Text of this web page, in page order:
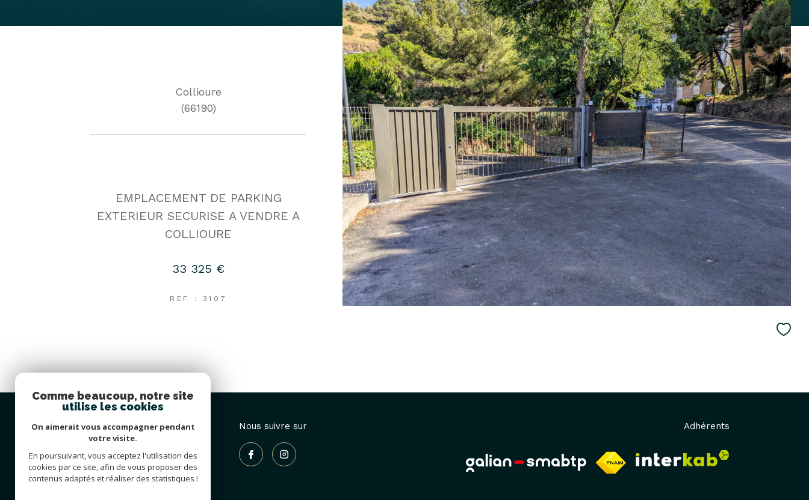
Collioure
(66190)
EMPLACEMENT DE PARKING
EXTERIEUR SECURISE A VENDRE A
COLLIOURE
33 325 €
REF : 3107
Agence Py
04 68 82 04 97
info@agence-py.fr
17 rue pasteur
Nous suivre sur Adhérents
Comme beaucoup, notre site
utilise les cookies
On aimerait vous accompagner pendant
votre visite.
En poursuivant, vous acceptez l'utilisation des
cookies par ce site, afin de vous proposer des
contenus adaptés et réaliser des statistiques !